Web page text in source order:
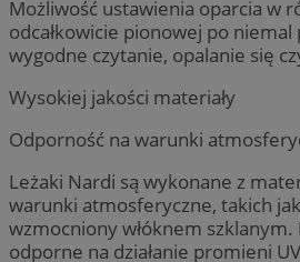
Możliwość ustawienia oparcia w
odcałkowicie pionowej po niemal
wygodne czytanie, opalanie się
Wysokiej jakości materiały
Odporność na warunki
Leżaki Nardi są wykonane z
warunki atmosferyczne, takich
wzmocniony włóknem
odporne na działanie promieni